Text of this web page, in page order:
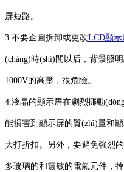
屏短路。
3.不要企圖拆卸或更改LCD顯示
(cháng)時(shí)間以后，背景照
1000V的高壓，很危險。
4.液晶的顯示屏在劇烈挪動
能損害到顯示屏的質(zhì)量和顯
大打折扣。另外，要避免
多玻璃的和靈敏的電氣元件